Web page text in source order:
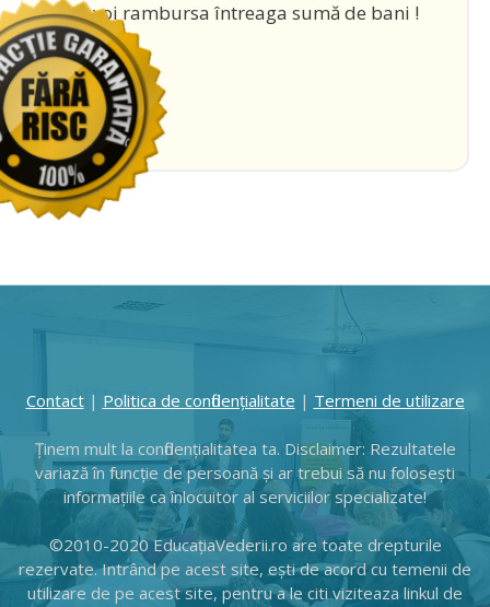
îți voi rambursa întreaga sumă de bani !
Contact| Politica de confidențialitate | Termeni de utiliza r e
Ținem mult la confidențialitatea ta. Disclaimer: Rezultatele
variază în funcție de persoană și ar trebui să nu folosești
informațiile ca înlocuitor al serviciilor specializate!
©2010-2020 EducațiaVederii.ro are toate drepturile
rezervate. Intrând pe acest site, eşti de acord cu temenii de
utilizare de pe acest site, pentru a le citi viziteaza linkul de